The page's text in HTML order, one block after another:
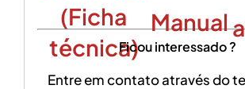
(Ficha
técnica)
Manual
Ficou interessado ?
Entre em contato através do